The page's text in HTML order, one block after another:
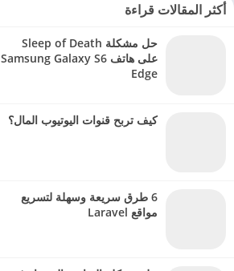
أكثر المقالات قراءة
حل مشكلة Sleep of Death
على هاتف Samsung Galaxy S6
Edge
كيف تربح قنوات اليوتيوب المال؟
6 طرق سريعة وسهلة لتسريع
مواقع Laravel